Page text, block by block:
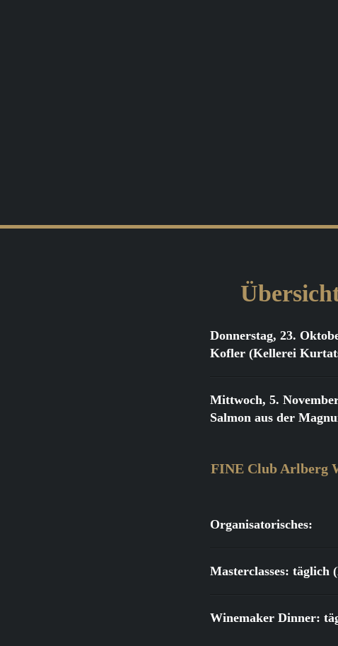
Donnerstag, 23.
Kofler (Kellerei
Mittwoch, 5.
Salmon aus der
FINE Club Arlberg
Organisatorisches:
Masterclasses: täglich
Winemaker Dinner: